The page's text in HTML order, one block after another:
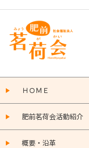
ＨＯＭＥ
肥前茗荷会活動紹介
概要・沿革